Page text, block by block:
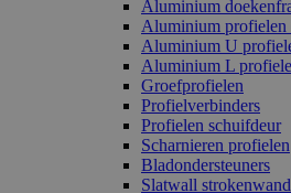
Aluminium
Aluminium profielen
Aluminium U
Aluminium L
Groefprofielen
Profielverbinders
Profielen schuifdeur
Scharnieren profielen
Bladondersteuners
Slatwall strokenwand